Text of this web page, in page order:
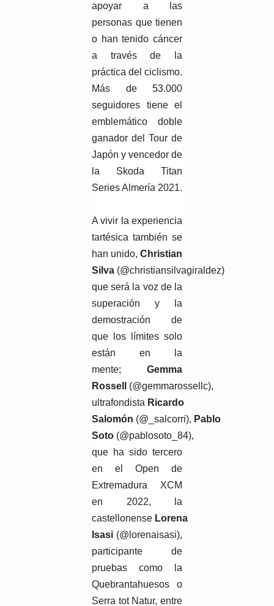
apoyar a las
personas que tienen
o han tenido cáncer
a través de la
práctica del ciclismo.
Más de 53.000
seguidores tiene el
emblemático doble
ganador del Tour de
Japón y vencedor de
la Skoda Titan
Series Almería 2021.
A vivir la experiencia
tartésica también se
han unido, Christian
Silva (@christiansilvagiraldez)
que será la voz de la
superación y la
demostración de
que los límites solo
están en la
mente; Gemma
Rossell
(@gemmarossellc),
ultrafondista Ricardo
Salomón (@_salcorri), Pablo
Soto (@pablosoto_84),
que ha sido tercero
en el Open de
Extremadura XCM
en 2022, la
castellonense Lorena
Isasi (@lorenaisasi),
participante de
pruebas como la
Quebrantahuesos o
Serra tot Natur, entre